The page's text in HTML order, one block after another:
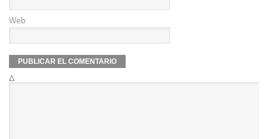
Web
Δ